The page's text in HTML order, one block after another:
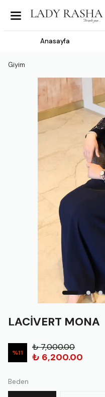
Anasayfa
Giyim
LACİVERT MONA
%11
₺ 7,000.00
₺ 6,200.00
Beden